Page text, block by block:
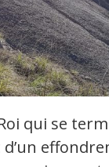
qui se